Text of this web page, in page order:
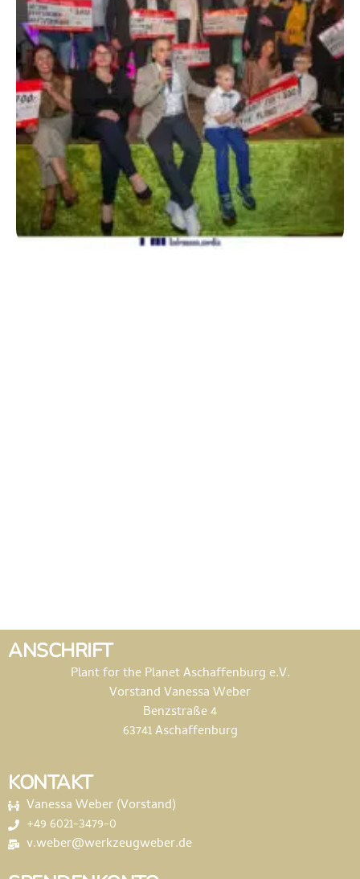
ANSCHRIFT
Plant for the Planet Aschaffenburg e.V.
Vorstand Vanessa Weber
Benzstraße 4
63741 Aschaffenburg
KONTAKT
Vanessa Weber (Vorstand)
+49 6021-3479-0
v.weber@werkzeugweber.de